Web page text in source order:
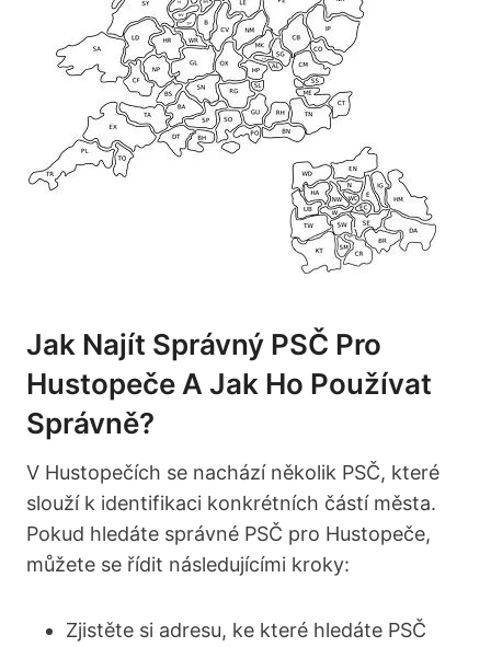
Jak Najít Správný PSČ Pro
Hustopeče⁢ A Jak Ho Používat
Správně?
V⁤ Hustopečích se nachází⁢ několik PSČ, které
slouží k identifikaci‍ konkrétních částí města.
Pokud hledáte správné PSČ pro Hustopeče,
můžete⁤ se řídit následujícími kroky:
Zjistěte si adresu, ke které hledáte ⁣PSČ